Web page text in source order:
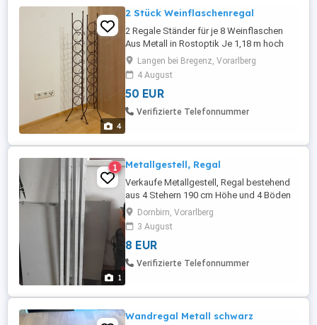
4
2 Stück Weinflaschenregal
2 Regale Ständer für je 8 Weinflaschen
Aus Metall in Rostoptik Je 1,18 m hoch
Nur Abholung
Langen bei Bregenz, Vorarlberg
4 August
50 EUR
Verifizierte Telefonnummer
1
1 Metallgestell, Regal
Verkaufe Metallgestell, Regal bestehend
aus 4 Stehern 190 cm Höhe und 4 Böden
100x45 cm Das Gestell kann auch in der
Höhe geteilt werden und nebeneinander
verwendet werden.
Dornbirn, Vorarlberg
3 August
8 EUR
Verifizierte Telefonnummer
Wandregal Metall schwarz